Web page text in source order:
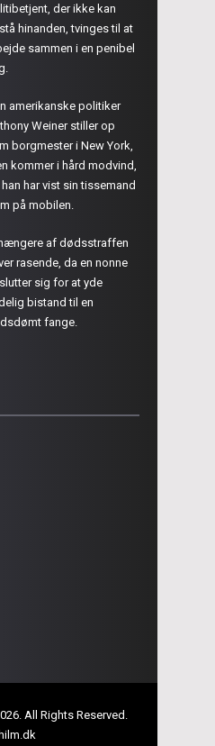
der ikke kan
hinanden, tvinges til at
sammen i en penibel
amerikanske politiker
Weiner stiller op
borgmester i New York,
kommer i hård modvind,
har vist sin tissemand
på mobilen.
af dødsstraffen
rasende, da en nonne
sig for at yde
bistand til en
fange.
All Rights Reserved.